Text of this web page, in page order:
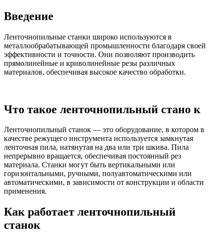
Введение
Ленточнопильные станки широко используются в
металлообрабатывающей промышленности благодаря своей
эффективности и точности. Они позволяют производить
прямолинейные и криволинейные резы различных
материалов, обеспечивая высокое качество обработки.
Что такое ленточнопильный стано к
Ленточнопильный станок — это оборудование, в котором в
качестве режущего инструмента используется замкнутая
ленточная пила, натянутая на два или три шкива. Пила
непрерывно вращается, обеспечивая постоянный рез
материала. Станки могут быть вертикальными или
горизонтальными, ручными, полуавтоматическими или
автоматическими, в зависимости от конструкции и области
применения.
Как работает ленточнопильный
станок